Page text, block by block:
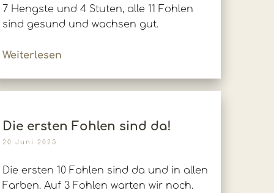
7 Hengste und 4 Stuten, alle 11 Fohlen
sind gesund und wachsen gut.
Weiterlesen
Die ersten Fohlen sind da!
20 Juni 2025
Die ersten 10 Fohlen sind da und in allen
Farben. Auf 3 Fohlen warten wir noch.